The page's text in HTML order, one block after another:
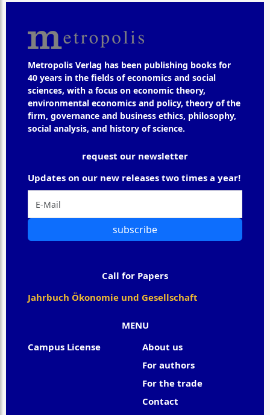
Metropolis Verlag has been publishing books for
40 years in the fields of economics and social
sciences, with a focus on economic theory,
environmental economics and policy, theory of the
firm, governance and business ethics, philosophy,
social analysis, and history of science.
MENU
Campus License
About us
For authors
For the trade
Contact
request our newsletter
Updates on our new releases two times a year!
subscribe
Call for Papers
Jahrbuch Ökonomie und Gesellschaft